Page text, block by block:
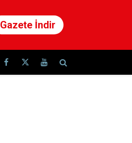
Gazete İndir